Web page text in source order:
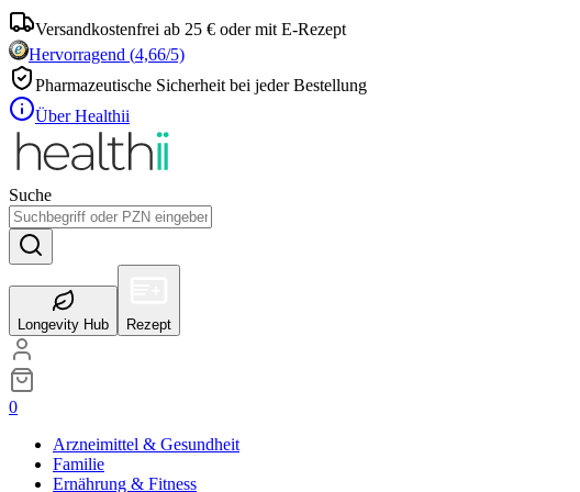
Versandkostenfrei ab 25 € oder mit E-Rezept
Hervorragend (4,66/5)
Pharmazeutische Sicherheit bei jeder Bestellung
Über Healthii
Suche
Longevity Hub Rezept
0
Arzneimittel & Gesundheit
Familie
Ernährung & Fitness